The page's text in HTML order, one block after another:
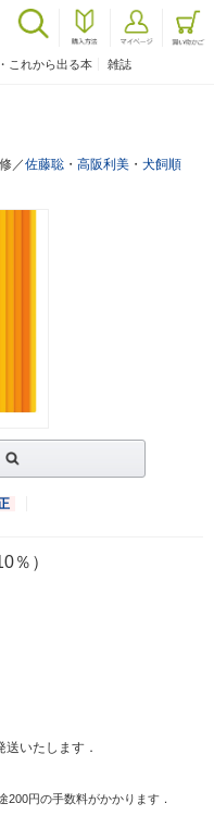
これから出る本 雑誌
／佐藤聡 ・ 高阪利美 ・ 犬飼順
％）
いたします．
円の手数料がかかります．